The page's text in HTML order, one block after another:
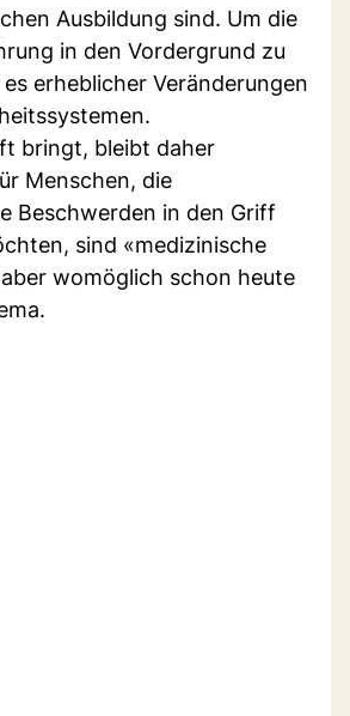
Ausbildung sind. Um die
in den Vordergrund zu
erheblicher Veränderungen
bringt, bleibt daher
Menschen, die
Beschwerden in den Griff
sind «medizinische
womöglich schon heute